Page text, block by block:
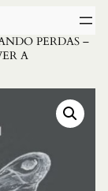
PERDAS –
A